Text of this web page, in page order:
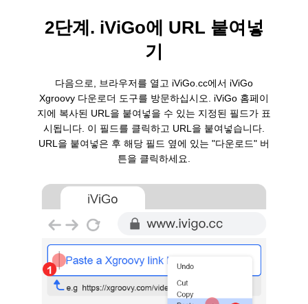
2단계. iViGo에 URL 붙여넣
기
다음으로, 브라우저를 열고 iViGo.cc에서 iViGo
Xgroovy 다운로더 도구를 방문하십시오. iViGo 홈페이
지에 복사된 URL을 붙여넣을 수 있는 지정된 필드가 표
시됩니다. 이 필드를 클릭하고 URL을 붙여넣습니다.
URL을 붙여넣은 후 해당 필드 옆에 있는 "다운로드" 버
튼을 클릭하세요.